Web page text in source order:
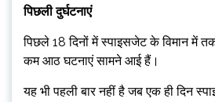
पिछली दुर्घटनाएं
पिछले 18 दिनों में स्पाइसजेट के विमान में
कम आठ घटनाएं सामने आई हैं।
यह भी पहली बार नहीं है जब एक ही दिन